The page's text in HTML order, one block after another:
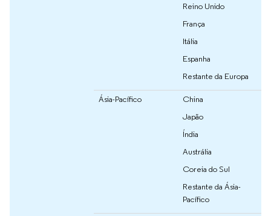
Reino Unido
França
Itália
Espanha
Restante da Europa
Ásia-Pacífico
China
Japão
Índia
Austrália
Coreia do Sul
Restante da Ásia-
Pacífico